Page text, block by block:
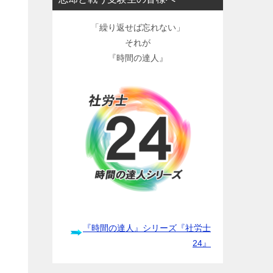
「繰り返せば忘れない」
それが
『時間の達人』
『時間の達人』シリーズ『社労士
24』